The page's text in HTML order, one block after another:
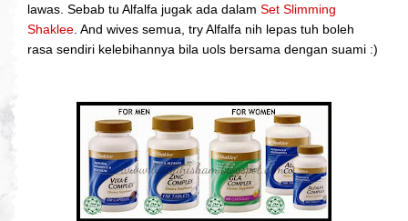
lawas. Sebab tu Alfalfa jugak ada dalam Set Slimming
Shaklee . And wives semua, try Alfalfa nih lepas tuh boleh
rasa sendiri kelebihannya bila uols bersama dengan suami :)